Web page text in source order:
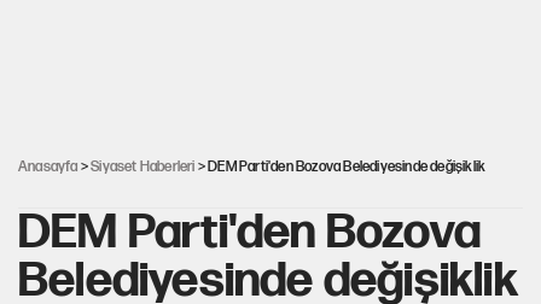
Anasayfa >Siyaset Haberleri > DEM Parti'den Bozova Belediyesinde değişiklik
DEM Parti'den Bozova
Belediyesinde değişiklik